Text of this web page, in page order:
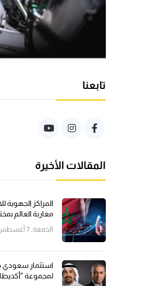
تابعنا
المقالات الأخيرة
المراكز الجهوية
مغاربة العالم
الجمعة, 7 أغسطس 2026, 23:00
استثمار سعودي
لمجموعة